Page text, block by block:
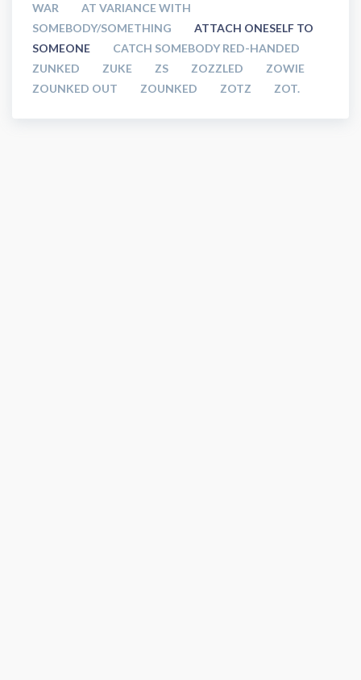
WAR
AT VARIANCE WITH
SOMEBODY/SOMETHING
ATTACH ONESELF TO
SOMEONE
CATCH SOMEBODY RED-HANDED
ZUNKED
ZUKE ZS ZOZZLED
ZOWIE
ZOUNKED OUT
ZOUNKED ZOTZ ZOT.